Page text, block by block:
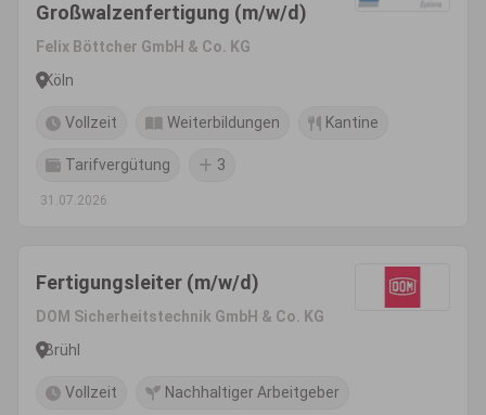
Großwalzenfertigung (m/w/d)
Felix Böttcher GmbH & Co. KG
Köln
Vollzeit Weiterbildungen Kantine
Tarifvergütung 3
31.07.2026
Fertigungsleiter (m/w/d)
DOM Sicherheitstechnik GmbH & Co. KG
Brühl
Vollzeit Nachhaltiger Arbeitgeber